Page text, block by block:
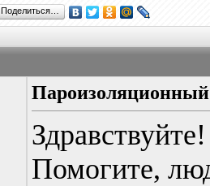
Поделиться…
Здравствуйте!
Помогите,